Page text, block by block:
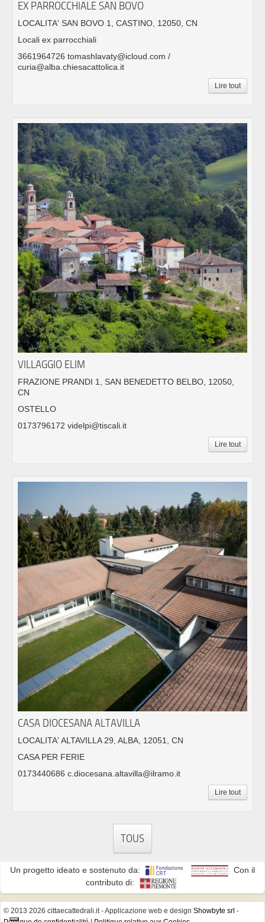
EX PARROCCHIALE SAN BOVO
LOCALITA' SAN BOVO 1, CASTINO, 12050, CN
Locali ex parrocchiali
3661964726 tomashlavaty@icloud.com /
curia@alba.chiesacattolica.it
Lire tout
VILLAGGIO ELIM
FRAZIONE PRANDI 1, SAN BENEDETTO BELBO, 12050,
CN
OSTELLO
0173796172 videlpi@tiscali.it
Lire tout
CASA DIOCESANA ALTAVILLA
LOCALITA' ALTAVILLA 29, ALBA, 12051, CN
CASA PER FERIE
0173440686 c.diocesana.altavilla@ilramo.it
Lire tout
TOUS
Un progetto ideato e sostenuto da:
Con il
contributo di:
© 2013 2026 cittaecattedrali.it- Applicazione web e design Showbyte srl -